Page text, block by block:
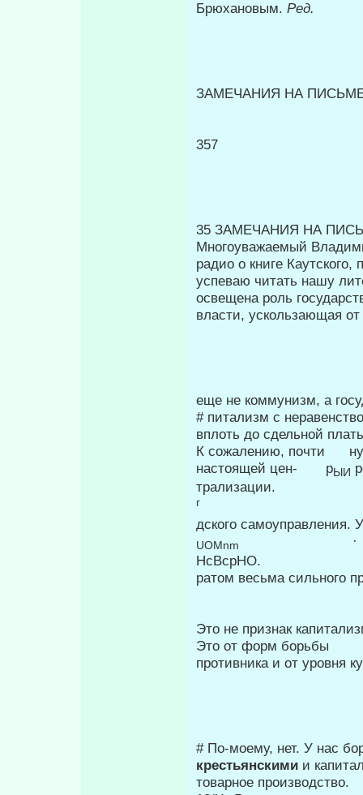
Брюхановым. Ред.
ЗАМЕЧАНИЯ НА ПИСЬМЕ
357
35 ЗАМЕЧАНИЯ НА
Многоуважаемый
радио о книге
успеваю читать нашу
освещена роль
власти, ускользающая от
еще не коммунизм, а
# питализм с
вплоть до сдельной
К сожалению, почти
настоящей цен- рЫИ
трализации.
дского
UOMnm
НсВсрНО.
ратом весьма сильного
Это не признак
Это от форм борьбы
противника и от уровня
# По-моему, нет. У нас
крестьян­скими и
товарное производ­ство.